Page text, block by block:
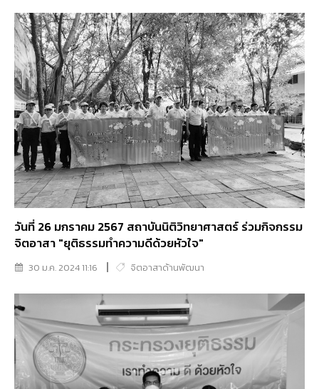
วันที่ 26 มกราคม 2567 สถาบันนิติวิทยาศาสตร์ ร่วมกิจกรรม
จิตอาสา "ยุติธรรมทำความดีด้วยหัวใจ"
30 ม.ค. 2024 11:16 จิตอาสาด้านพัฒนา